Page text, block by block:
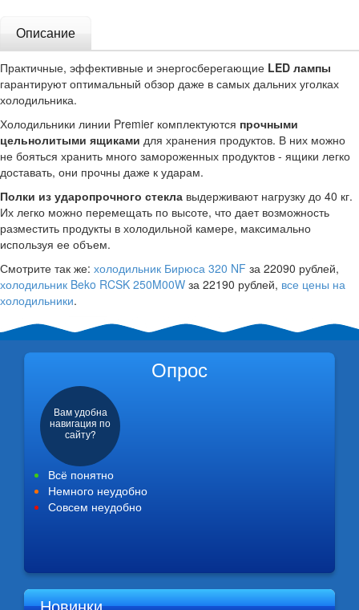
Описание
Практичные, эффективные и энергосберегающие LED лампы
гарантируют оптимальный обзор даже в самых дальних уголках
холодильника.
Холодильники линии Premier комплектуются прочными
цельнолитыми ящиками для хранения продуктов. В них можно
не бояться хранить много замороженных продуктов - ящики легко
доставать, они прочны даже к ударам.
Полки из ударопрочного стекла выдерживают нагрузку до 40 кг.
Их легко можно перемещать по высоте, что дает возможность
разместить продукты в холодильной камере, максимально
используя ее объем.
Смотрите так же: холодильник Бирюса 320 NF за 22090 рублей,
холодильник Beko RCSK 250M00W за 22190 рублей, все цены на
холодильники.
Опрос
Вам удобна
навигация по
сайту?
Всё понятно
Немного неудобно
Совсем неудобно